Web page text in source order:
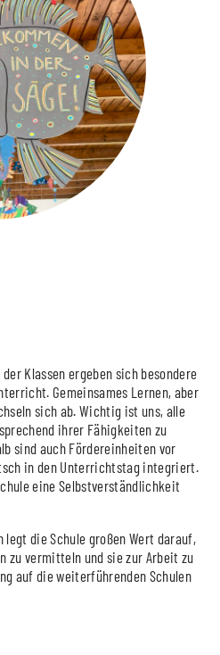
Klassen ergeben sich besondere
Gemeinsames Lernen, aber
sich ab. Wichtig ist uns, alle
ihrer Fähigkeiten zu
sind auch Fördereinheiten vor
in den Unterrichtstag integriert.
eine Selbstverständlichkeit
die Schule großen Wert darauf,
zu vermitteln und sie zur Arbeit zu
auf die weiterführenden Schulen